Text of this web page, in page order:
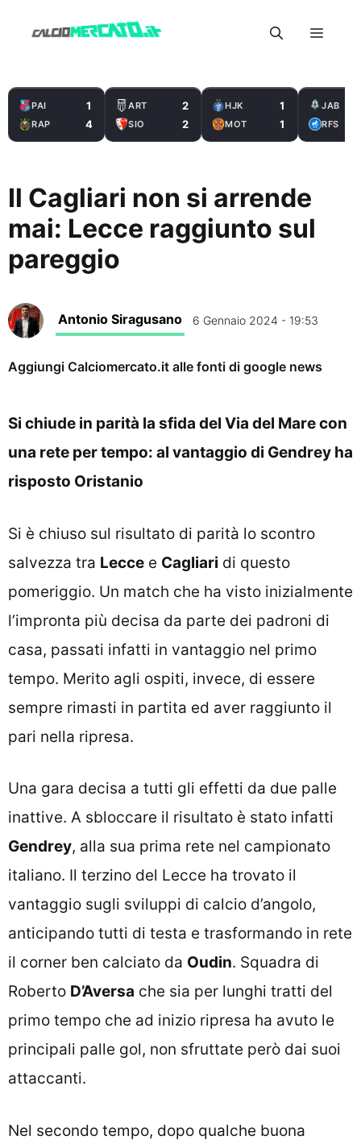
Menu
PAI 1
RAP 4
ART 2
SIO 2
HJK 1
MOT 1
JAB
RFS
Il Cagliari non si arrende
mai: Lecce raggiunto sul
pareggio
Antonio Siragusano 6 Gennaio 2024 - 19:53
Aggiungi Calciomercato.it alle fonti di google news
Si chiude in parità la sfida del Via del Mare con
una rete per tempo: al vantaggio di Gendrey ha
risposto Oristanio
Si è chiuso sul risultato di parità lo scontro
salvezza tra Lecce e Cagliari di questo
pomeriggio. Un match che ha visto inizialmente
l’impronta più decisa da parte dei padroni di
casa, passati infatti in vantaggio nel primo
tempo. Merito agli ospiti, invece, di essere
sempre rimasti in partita ed aver raggiunto il
pari nella ripresa.
Una gara decisa a tutti gli effetti da due palle
inattive. A sbloccare il risultato è stato infatti
Gendrey, alla sua prima rete nel campionato
italiano. Il terzino del Lecce ha trovato il
vantaggio sugli sviluppi di calcio d’angolo,
anticipando tutti di testa e trasformando in rete
il corner ben calciato da Oudin. Squadra di
Roberto D’Aversa che sia per lunghi tratti del
primo tempo che ad inizio ripresa ha avuto le
principali palle gol, non sfruttate però dai suoi
attaccanti.
Nel secondo tempo, dopo qualche buona